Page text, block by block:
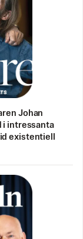
Johan
i intressanta
existentiell